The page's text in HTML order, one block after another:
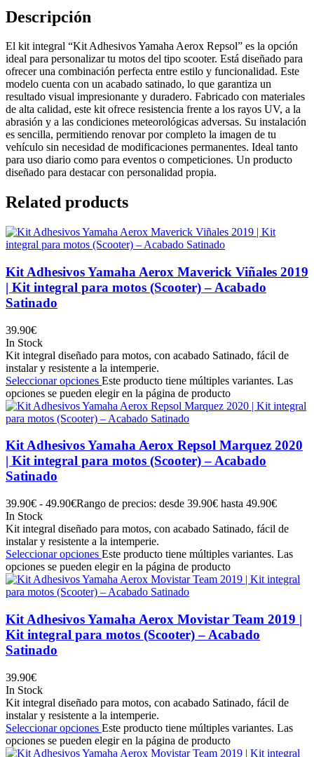
Descripción
El kit integral “Kit Adhesivos Yamaha Aerox Repsol” es la opción
ideal para personalizar tu motos del tipo scooter. Está diseñado para
ofrecer una combinación perfecta entre estilo y funcionalidad. Este
modelo cuenta con un acabado satinado, lo que garantiza un
resultado visual impresionante y duradero. Fabricado con materiales
de alta calidad, este kit ofrece resistencia frente a los rayos UV, a la
abrasión y a las condiciones meteorológicas adversas. Su instalación
es sencilla, permitiendo renovar por completo la imagen de tu
vehículo sin necesidad de modificaciones permanentes. Ideal tanto
para uso diario como para eventos o competiciones. Un producto
diseñado para destacar con personalidad propia.
Related products
Kit Adhesivos Yamaha Aerox Maverick Viñales 2019
| Kit integral para motos (Scooter) – Acabado
Satinado
39.90€
In Stock
Kit integral diseñado para motos, con acabado Satinado, fácil de
instalar y resistente a la intemperie.
Seleccionar opciones Este producto tiene múltiples variantes. Las
opciones se pueden elegir en la página de producto
Kit Adhesivos Yamaha Aerox Repsol Marquez 2020
| Kit integral para motos (Scooter) – Acabado
Satinado
39.90€ - 49.90€Rango de precios: desde 39.90€ hasta 49.90€
In Stock
Kit integral diseñado para motos, con acabado Satinado, fácil de
instalar y resistente a la intemperie.
Seleccionar opciones Este producto tiene múltiples variantes. Las
opciones se pueden elegir en la página de producto
Kit Adhesivos Yamaha Aerox Movistar Team 2019 |
Kit integral para motos (Scooter) – Acabado
Satinado
39.90€
In Stock
Kit integral diseñado para motos, con acabado Satinado, fácil de
instalar y resistente a la intemperie.
Seleccionar opciones Este producto tiene múltiples variantes. Las
opciones se pueden elegir en la página de producto